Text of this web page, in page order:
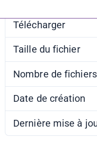
Télécharger
Taille du fichier
Nombre de fichiers
Date de création
Dernière mise à